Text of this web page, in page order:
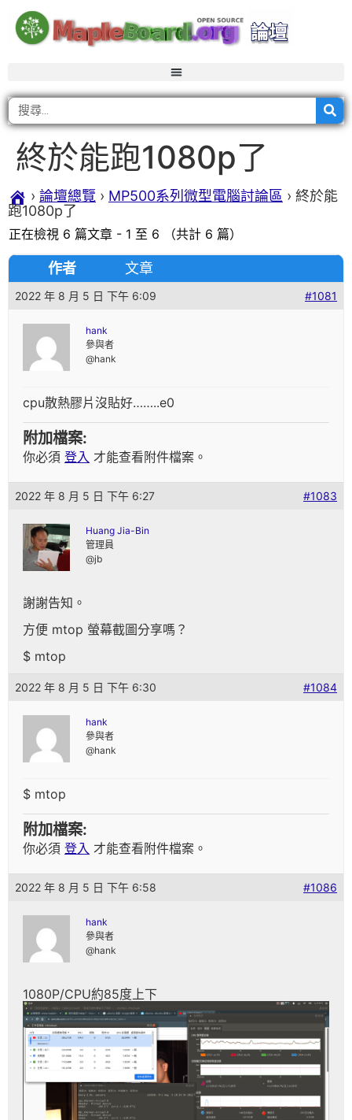
終於能跑1080p了
› 論壇總覽 › MP500系列微型電腦討論區 › 終於能
跑1080p了
正在檢視 6 篇文章 - 1 至 6 （共計 6 篇）
作者 文章
2022 年 8 月 5 日 下午 6:09 #1081
hank
參與者
@hank
cpu散熱膠片沒貼好……..e0
附加檔案:
你必須 登入 才能查看附件檔案。
2022 年 8 月 5 日 下午 6:27 #1083
Huang Jia-Bin
管理員
@jb
謝謝告知。
方便 mtop 螢幕截圖分享嗎？
$ mtop
2022 年 8 月 5 日 下午 6:30 #1084
hank
參與者
@hank
$ mtop
附加檔案:
你必須 登入 才能查看附件檔案。
2022 年 8 月 5 日 下午 6:58 #1086
hank
參與者
@hank
1080P/CPU約85度上下